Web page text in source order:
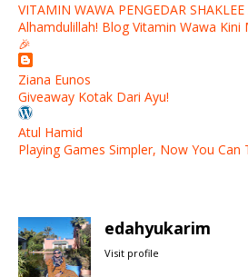
VITAMIN WAWA PENGEDAR
Alhamdulillah! Blog Vitamin Wawa Kini
🎉
Ziana Eunos
Giveaway Kotak Dari Ayu!
Atul Hamid
Playing Games Simpler, Now You Can
edahyukarim
Visit profile